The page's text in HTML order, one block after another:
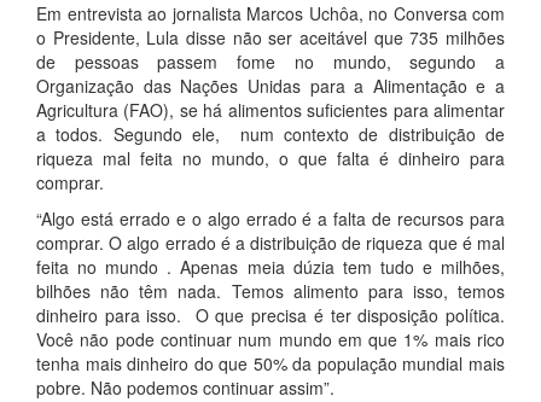
Em entrevista ao jornalista Marcos Uchôa, no Conversa com
o Presidente, Lula disse não ser aceitável que 735 milhões
de pessoas passem fome no mundo, segundo a
Organização das Nações Unidas para a Alimentação e a
Agricultura (FAO), se há alimentos suficientes para alimentar
a todos. Segundo ele, num contexto de distribuição de
riqueza mal feita no mundo, o que falta é dinheiro para
comprar.
“Algo está errado e o algo errado é a falta de recursos para
comprar. O algo errado é a distribuição de riqueza que é mal
feita no mundo . Apenas meia dúzia tem tudo e milhões,
bilhões não têm nada. Temos alimento para isso, temos
dinheiro para isso. O que precisa é ter disposição política.
Você não pode continuar num mundo em que 1% mais rico
tenha mais dinheiro do que 50% da população mundial mais
pobre. Não podemos continuar assim”.